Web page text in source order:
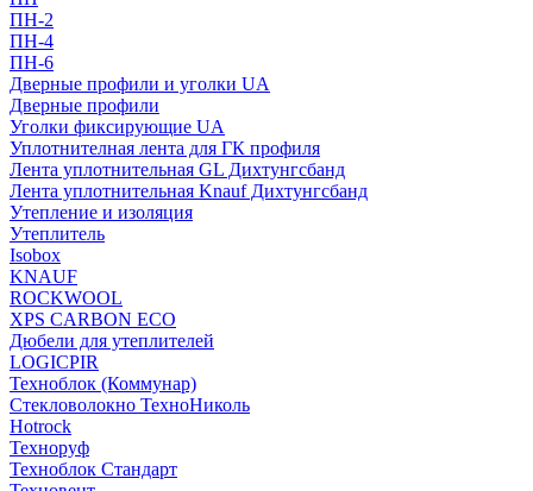
ПН-2
ПН-4
ПН-6
Дверные профили и уголки UA
Дверные профили
Уголки фиксирующие UA
Уплотнителная лента для ГК профиля
Лента уплотнительная GL Дихтунгсбанд
Лента уплотнительная Knauf Дихтунгсбанд
Утепление и изоляция
Утеплитель
Isobox
KNAUF
ROCKWOOL
XPS CARBON ECO
Дюбели для утеплителей
LOGICPIR
Техноблок (Коммунар)
Стекловолокно ТехноНиколь
Hotrock
Технoруф
Техноблок Стандарт